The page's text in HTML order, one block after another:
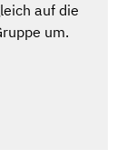
auf die
um.